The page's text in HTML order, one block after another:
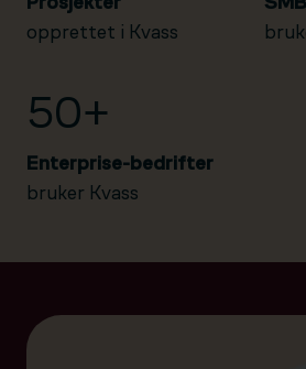
opprettet i Kvass
50+
Enterprise-bedrifter
bruker Kvass